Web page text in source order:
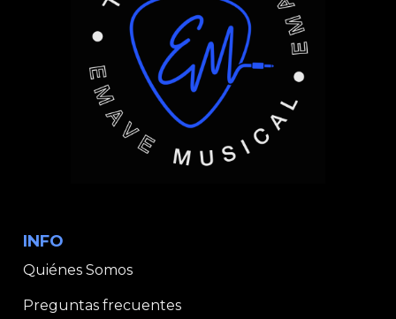
INFO
Quiénes Somos
Preguntas frecuentes